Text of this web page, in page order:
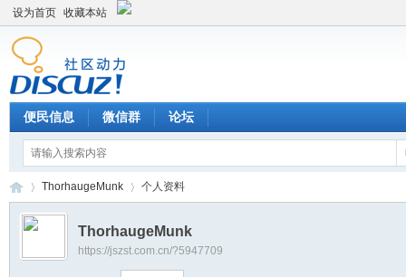
设为首页 收藏本站
便民信息 微信群 论坛
›
ThorhaugeMunk 个人资料
ThorhaugeMunk
https://jszst.com.cn/?5947709